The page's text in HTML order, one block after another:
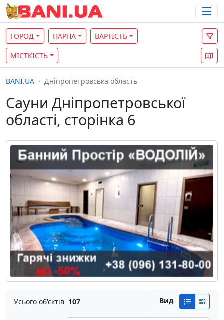
ГОРОД ПАРНА ВАРТІСТЬ
МІСТКІСТЬ
BANI.UA Дніпропетровська область
Сауни Дніпропетровської
області, сторінка 6
Усього об'єктів 107 Вид